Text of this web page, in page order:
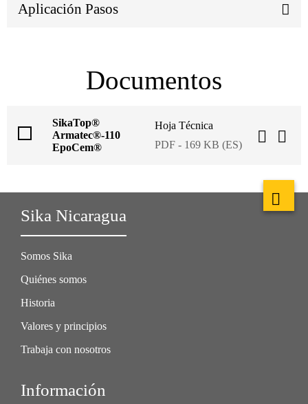
Aplicación Pasos
Documentos
SikaTop®
Armatec®-110
EpoCem®
Hoja Técnica
PDF - 169 KB (ES)
Sika Nicaragua
Somos Sika
Quiénes somos
Historia
Valores y principios
Trabaja con nosotros
Información